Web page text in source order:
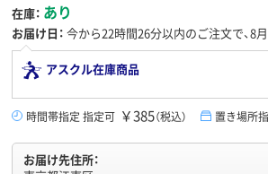
在庫： あり
お届け日： 今から22時間26分以内のご注文で、8
アスクル在庫商品
時間帯指定 指定可 ￥385（税込） 置き場所
お届け先住所：